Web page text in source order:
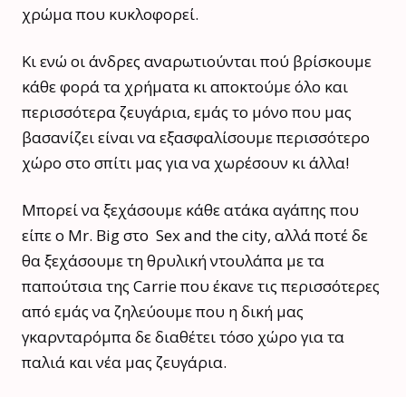
χρώμα που κυκλοφορεί.
Κι ενώ οι άνδρες αναρωτιούνται πού βρίσκουμε
κάθε φορά τα χρήματα κι αποκτούμε όλο και
περισσότερα ζευγάρια, εμάς το μόνο που μας
βασανίζει είναι να εξασφαλίσουμε περισσότερο
χώρο στο σπίτι μας για να χωρέσουν κι άλλα!
Μπορεί να ξεχάσουμε κάθε ατάκα αγάπης που
είπε ο Mr. Big στο Sex and the city, αλλά ποτέ δε
θα ξεχάσουμε τη θρυλική ντουλάπα με τα
παπούτσια της Carrie που έκανε τις περισσότερες
από εμάς να ζηλεύουμε που η δική μας
γκαρνταρόμπα δε διαθέτει τόσο χώρο για τα
παλιά και νέα μας ζευγάρια.